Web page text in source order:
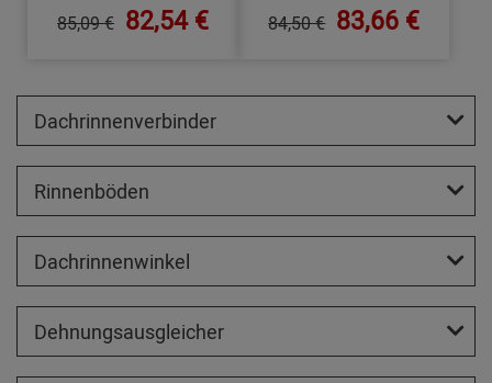
85,09 € 82,54 € 84,50 € 83,66 €
Dachrinnenverbinder
Rinnenböden
Dachrinnenwinkel
Dehnungsausgleicher